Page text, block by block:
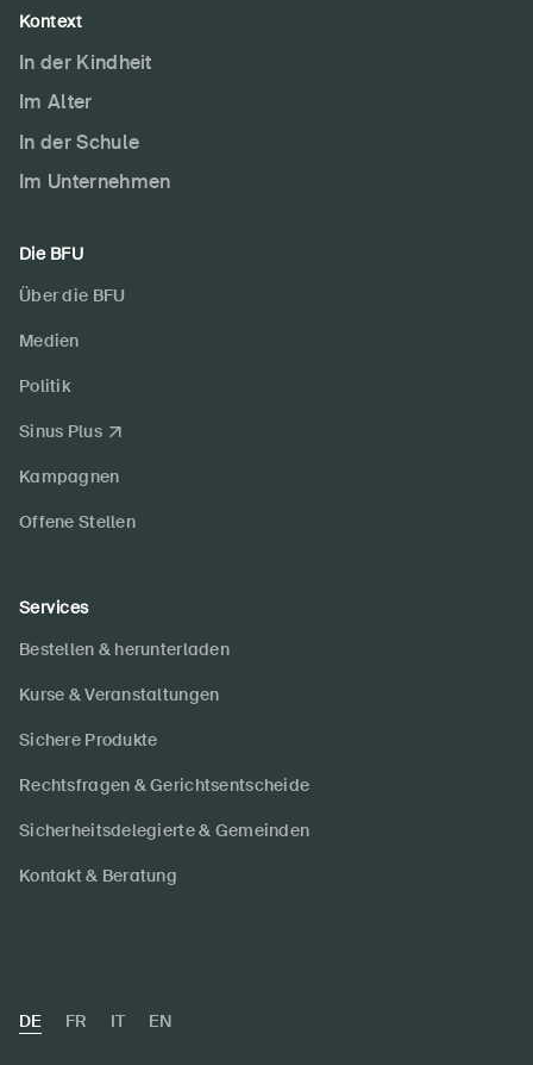
Kontext
In der Kindheit
Im Alter
In der Schule
Im Unternehmen
Die BFU
Über die BFU
Medien
Politik
Sinus Plus
Kampagnen
Offene Stellen
Services
Bestellen & herunterladen
Kurse & Veranstaltungen
Sichere Produkte
Rechtsfragen & Gerichtsentscheide
Sicherheitsdelegierte & Gemeinden
Kontakt & Beratung
DE FR IT EN